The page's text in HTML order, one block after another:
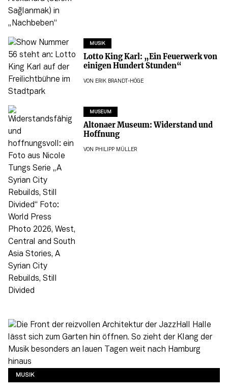
MUSIK
Lotto King Karl: „Ein Feuerwerk von
einigen Hundert Stunden“
VON ERIK BRANDT-HÖGE
MUSEUM
Altonaer Museum: Widerstand und
Hoffnung
VON PHILIPP MÜLLER
MUSIK